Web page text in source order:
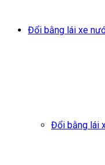
Đổi bằng lái xe
Đổi bằng lái